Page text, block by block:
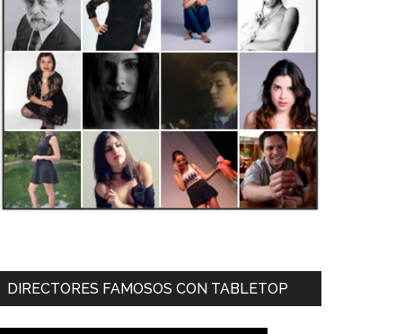
DIRECTORES FAMOSOS CON TABLETOP